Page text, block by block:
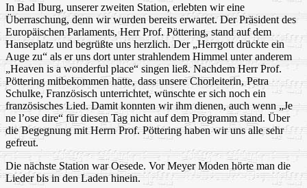
In Bad Iburg, unserer zweiten Station, erlebten wir eine
Überraschung, denn wir wurden bereits erwartet. Der Präsident des
Europäischen Parlaments, Herr Prof. Pöttering, stand auf dem
Hanseplatz und begrüßte uns herzlich. Der „Herrgott drückte ein
Auge zu“ als er uns dort unter strahlendem Himmel unter anderem
„Heaven is a wonderful place“ singen ließ. Nachdem Herr Prof.
Pöttering mitbekommen hatte, dass unsere Chorleiterin, Petra
Schulke, Französisch unterrichtet, wünschte er sich noch ein
französisches Lied. Damit konnten wir ihm dienen, auch wenn „Je
ne l’ose dire“ für diesen Tag nicht auf dem Programm stand. Über
die Begegnung mit Herrn Prof. Pöttering haben wir uns alle sehr
gefreut.
Die nächste Station war Oesede. Vor Meyer Moden hörte man die
Lieder bis in den Laden hinein.